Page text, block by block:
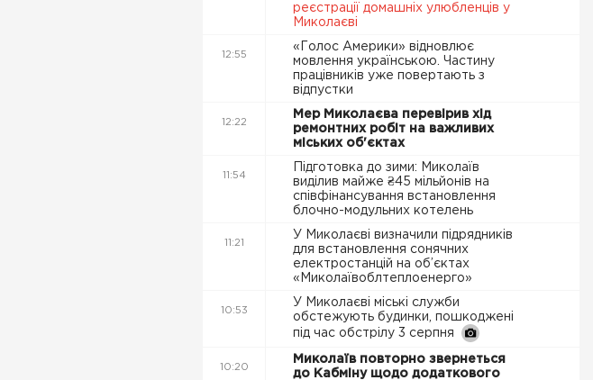
реєстрації домашніх улюбленців у
Миколаєві
12:55
«Голос Америки» відновлює
мовлення українською. Частину
працівників уже повертають з
відпустки
12:22
Мер Миколаєва перевірив хід
ремонтних робіт на важливих
міських об'єктах
11:54
Підготовка до зими: Миколаїв
виділив майже ₴45 мільйонів на
співфінансування встановлення
блочно-модульних котелень
11:21
У Миколаєві визначили підрядників
для встановлення сонячних
електростанцій на об’єктах
«Миколаївоблтеплоенерго»
10:53
У Миколаєві міські служби
обстежують будинки, пошкоджені
під час обстрілу 3 серпня
10:20
Миколаїв повторно звернеться
до Кабміну щодо додаткового